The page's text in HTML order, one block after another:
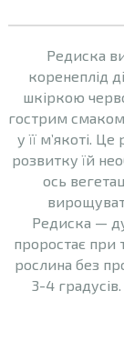
Редиска
коренеплід
шкіркою
гострим смаком
у її м’якоті.
розвитку їй
ось
Редиска —
проростає при
рослина без
3-4